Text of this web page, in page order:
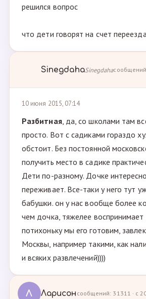
решился вопрос
что дети говорят на счет
SinegdahaSinegdaha
10 июня 2015, 07:14
Разбитная, да, со школами там
просто. Вот с садиками гораздо
обстоит. Без постоянной
получить место в садике
Дети по-разному. Дочке
переживает. Все-таки у него тут
бабушки. он у нас вообще более
чем дочка, тяжелее
потихоньку мы его готовим,
Москвы, например такими, как
и всяких развлечений))))
Л Ларисон сообщений: 31311 · с